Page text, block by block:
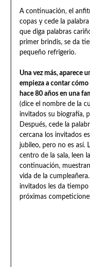
A continuación, el
copas y cede la
que diga palabras
primer brindis, se da
pequeño refrigerio.
Una vez más, aparece
empieza a contar
hace 80 años en una
(dice el nombre de la
invitados su biografía,
Después, cede la
cercana los invitados
jubileo, pero no es así.
centro de la sala, leen
continuación,
vida de la
invitados les da
próximas